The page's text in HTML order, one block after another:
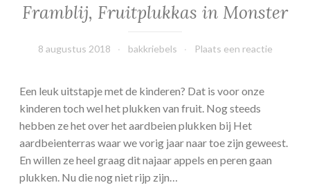
Framblij, Fruitplukkas in Monster
8 augustus 2018 bakkriebels Plaats een reactie
Een leuk uitstapje met de kinderen? Dat is voor onze
kinderen toch wel het plukken van fruit. Nog steeds
hebben ze het over het aardbeien plukken bij Het
aardbeienterras waar we vorig jaar naar toe zijn geweest.
En willen ze heel graag dit najaar appels en peren gaan
plukken. Nu die nog niet rijp zijn…